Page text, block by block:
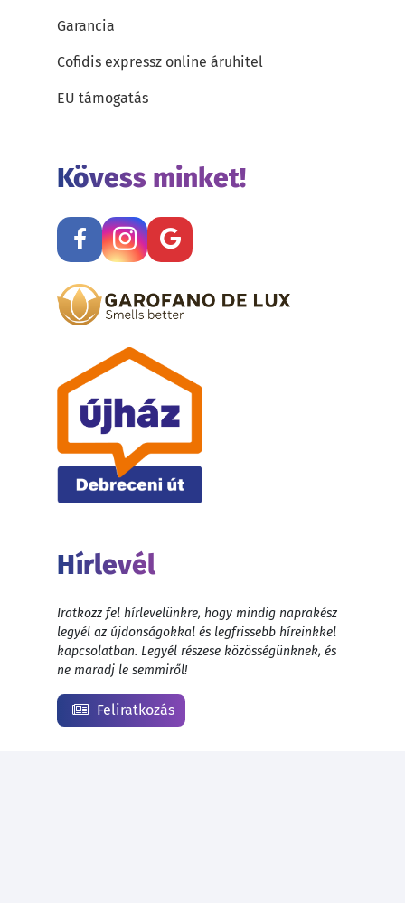
Garancia
Cofidis expressz online áruhitel
EU támogatás
Kövess minket!
Hírlevél
Iratkozz fel hírlevelünkre, hogy mindig naprakész
legyél az újdonságokkal és legfrissebb híreinkkel
kapcsolatban. Legyél részese közösségünknek, és
ne maradj le semmiről!
Feliratkozás